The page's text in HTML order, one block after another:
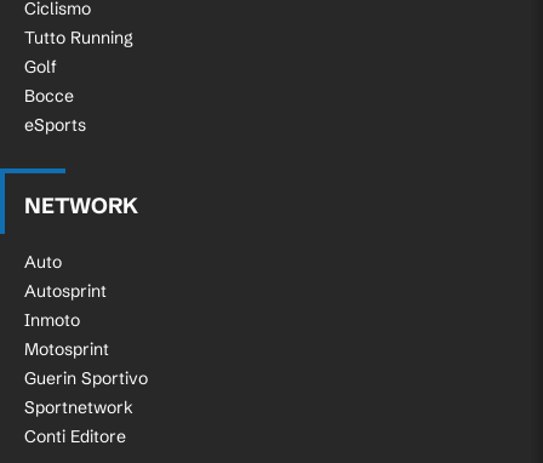
Ciclismo
Tutto Running
Golf
Bocce
eSports
NETWORK
Auto
Autosprint
Inmoto
Motosprint
Guerin Sportivo
Sportnetwork
Conti Editore